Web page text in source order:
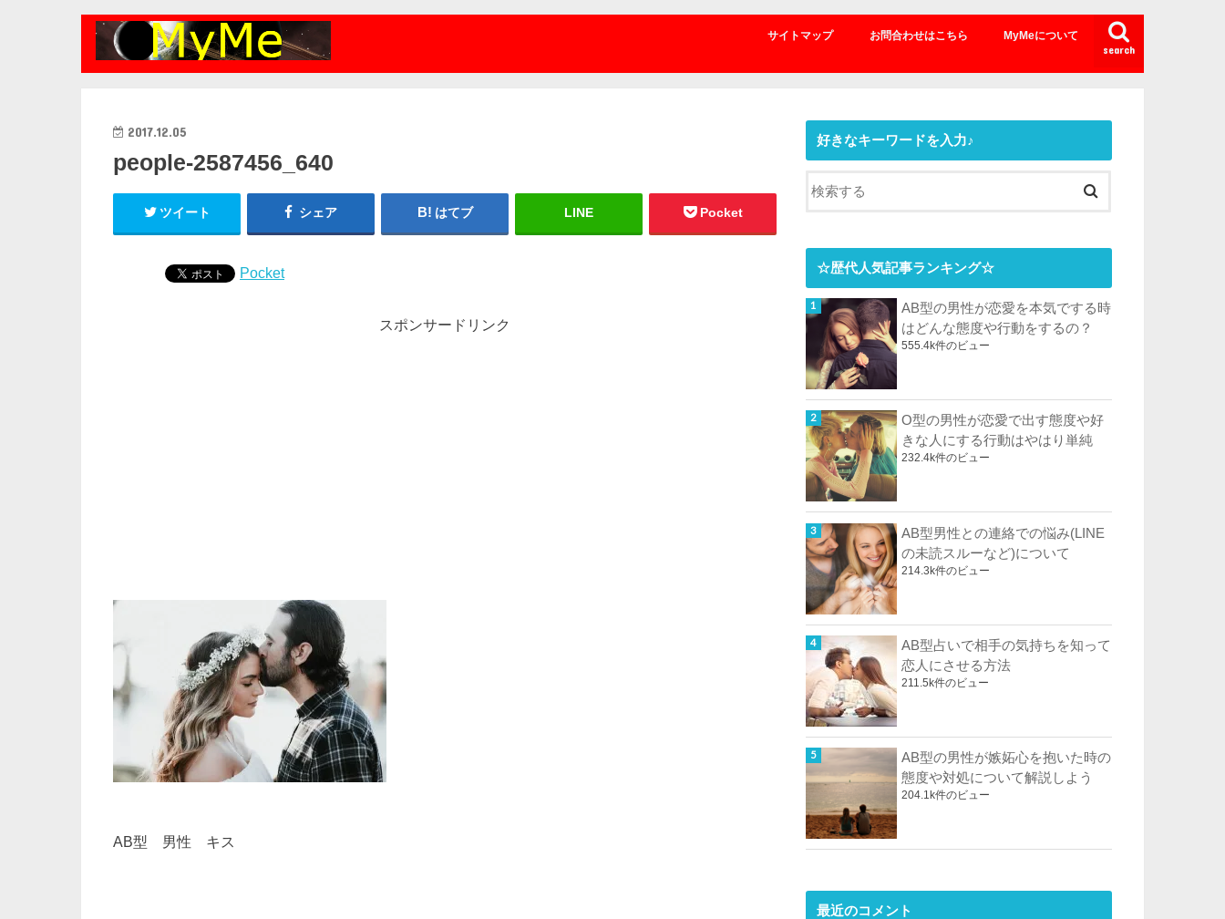
search
サイトマップ お問合わせはこちら MyMeについて
2017.12.05
people-2587456_640
ツイート シェア はてブ LINE Pocket
Pocket
スポンサードリンク
AB型 男性 キス
好きなキーワードを入力♪
☆歴代人気記事ランキング☆
AB型の男性が恋愛を本気でする時
はどんな態度や行動をするの？
555.4k件のビュー
O型の男性が恋愛で出す態度や好
きな人にする行動はやはり単純
232.4k件のビュー
AB型男性との連絡での悩み(LINE
の未読スルーなど)について
214.3k件のビュー
AB型占いで相手の気持ちを知って
恋人にさせる方法
211.5k件のビュー
AB型の男性が嫉妬心を抱いた時の
態度や対処について解説しよう
204.1k件のビュー
最近のコメント